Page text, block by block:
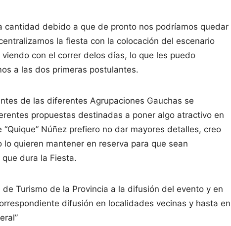
cantidad debido a que de pronto nos podríamos quedar
la fiesta con la colocación del escenario
con el correr delos días, lo que les puedo
a las dos primeras postulantes.
de las diferentes Agrupaciones Gauchas se
propuestas destinadas a poner algo atractivo en
Núñez prefiero no dar mayores detalles, creo
quieren mantener en reserva para que sean
dura la Fiesta.
Turismo de la Provincia a la difusión del evento y en
difusión en localidades vecinas y hasta en